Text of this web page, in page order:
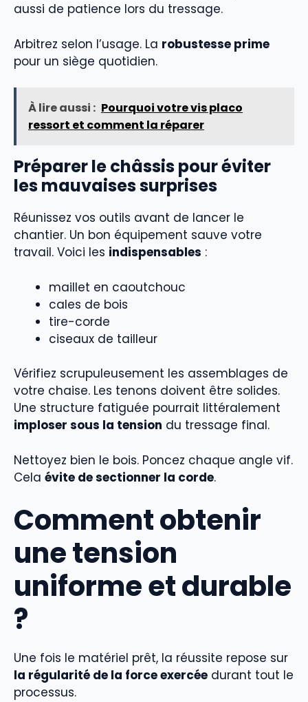
aussi de patience lors du tressage.
Arbitrez selon l’usage. La robustesse prime
pour un siège quotidien.
À lire aussi : Pourquoi votre vis placo
ressort et comment la réparer
Préparer le châssis pour éviter
les mauvaises surprises
Réunissez vos outils avant de lancer le
chantier. Un bon équipement sauve votre
travail. Voici les indispensables :
maillet en caoutchouc
cales de bois
tire-corde
ciseaux de tailleur
Vérifiez scrupuleusement les assemblages de
votre chaise. Les tenons doivent être solides.
Une structure fatiguée pourrait littéralement
imploser sous la tension du tressage final.
Nettoyez bien le bois. Poncez chaque angle vif.
Cela évite de sectionner la corde.
Comment obtenir
une tension
uniforme et durable
?
Une fois le matériel prêt, la réussite repose sur
la régularité de la force exercée durant tout le
processus.